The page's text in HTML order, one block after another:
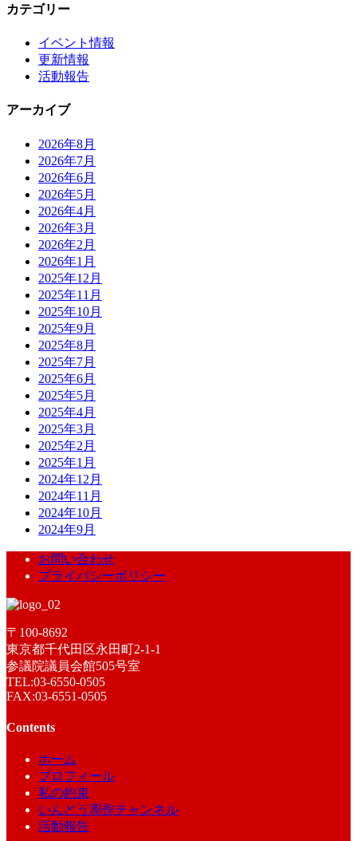
カテゴリー
イベント情報
更新情報
活動報告
アーカイブ
2026年8月
2026年7月
2026年6月
2026年5月
2026年4月
2026年3月
2026年2月
2026年1月
2025年12月
2025年11月
2025年10月
2025年9月
2025年8月
2025年7月
2025年6月
2025年5月
2025年4月
2025年3月
2025年2月
2025年1月
2024年12月
2024年11月
2024年10月
2024年9月
お問い合わせ
プライバシーポリシー
〒100-8692
東京都千代田区永田町2-1-1
参議院議員会館505号室
TEL:03-6550-0505
FAX:03-6551-0505
Contents
ホーム
プロフィール
私の約束
いんどう周作チャンネル
活動報告